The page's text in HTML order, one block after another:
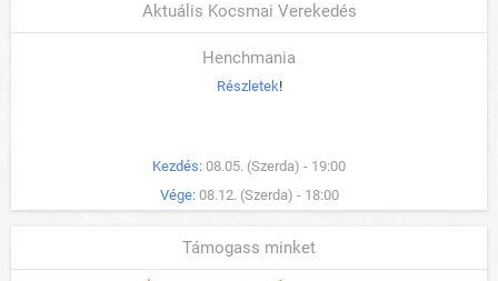
Aktuális Kocsmai Verekedés
Henchmania
Részletek!
Kezdés: 08.05. (Szerda) - 19:00
Vége: 08.12. (Szerda) - 18:00
Támogass minket